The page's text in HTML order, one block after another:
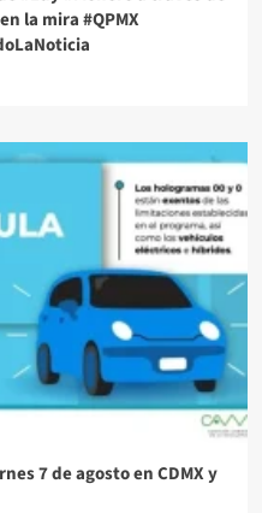
la mira #QPMX
7 de agosto en CDMX y